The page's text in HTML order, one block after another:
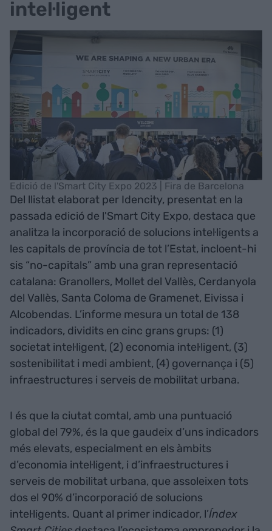
intel·ligent
Edició de l'Smart City Expo 2023 | Fira de Barcelona
Del llistat elaborat per Idencity, presentat en la
passada edició de l'Smart City Expo, destaca que
analitza la incorporació de solucions intel·ligents a
les capitals de província de tot l’Estat, incloent-hi
sis “no-capitals” amb una gran representació
catalana: Granollers, Mollet del Vallès, Cerdanyola
del Vallès, Santa Coloma de Gramenet, Eivissa i
Alcobendas. L’informe mesura un total de 138
indicadors, dividits en cinc grans grups: (1)
societat intel·ligent, (2) economia intel·ligent, (3)
sostenibilitat i medi ambient, (4) governança i (5)
infraestructures i serveis de mobilitat urbana.
I és que la ciutat comtal, amb una puntuació
global del 79%, és la que gaudeix d’uns indicadors
més elevats, especialment en els àmbits
d’economia intel·ligent, i d’infraestructures i
serveis de mobilitat urbana, que assoleixen tots
dos el 90% d’incorporació de solucions
intel·ligents. Quant al primer indicador, l’Índex